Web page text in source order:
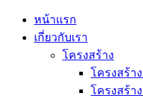
หน้าแรก
เกี่ยวกับเรา
โครงสร้าง
โครงสร้า
โครงสร้า